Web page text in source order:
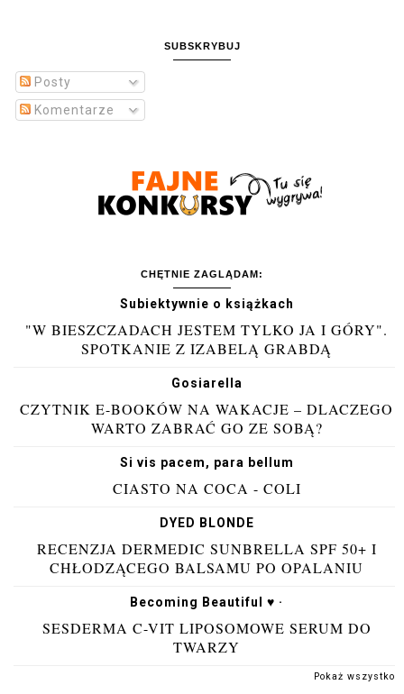
SUBSKRYBUJ
Posty
Komentarze
CHĘTNIE ZAGLĄDAM:
Subiektywnie o książkach
"W BIESZCZADACH JESTEM TYLKO JA I GÓRY".
SPOTKANIE Z IZABELĄ GRABDĄ
Gosiarella
CZYTNIK E-BOOKÓW NA WAKACJE – DLACZEGO
WARTO ZABRAĆ GO ZE SOBĄ?
Si vis pacem, para bellum
CIASTO NA COCA - COLI
DYED BLONDE
RECENZJA DERMEDIC SUNBRELLA SPF 50+ I
CHŁODZĄCEGO BALSAMU PO OPALANIU
Becoming Beautiful ♥ ·
SESDERMA C-VIT LIPOSOMOWE SERUM DO
TWARZY
Pokaż wszystko